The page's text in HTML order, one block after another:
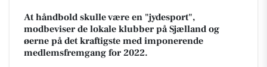
At håndbold skulle være en "jydesport",
modbeviser de lokale klubber på Sjælland og
øerne på det kraftigste med imponerende
medlemsfremgang for 2022.